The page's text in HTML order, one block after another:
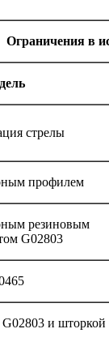
Ограничения в
стрелы
профилем
резиновым
G02803
и шторкой